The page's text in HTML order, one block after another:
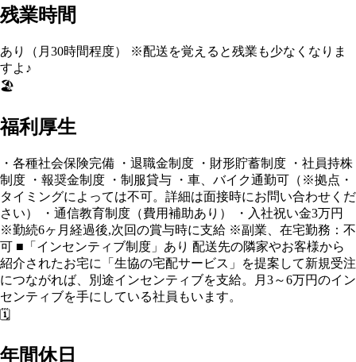
残業時間
あり（月30時間程度） ※配送を覚えると残業も少なくなりま
すよ♪
🏖️
福利厚生
・各種社会保険完備 ・退職金制度 ・財形貯蓄制度 ・社員持株
制度 ・報奨金制度 ・制服貸与 ・車、バイク通勤可（※拠点・
タイミングによっては不可。詳細は面接時にお問い合わせくだ
さい） ・通信教育制度（費用補助あり） ・入社祝い金3万円
※勤続6ヶ月経過後,次回の賞与時に支給 ※副業、在宅勤務：不
可 ■「インセンティブ制度」あり 配送先の隣家やお客様から
紹介されたお宅に「生協の宅配サービス」を提案して新規受注
につながれば、別途インセンティブを支給。月3～6万円のイン
センティブを手にしている社員もいます。
🗓️
年間休日